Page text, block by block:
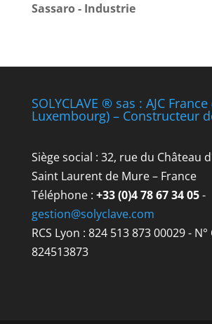
Sassaro - Industrie
SOLYCLAVE ® sas : AJC
Luxembourg) – Constructeur
Siège social : 32, rue du Château
Saint Laurent de Mure – France
Téléphone : +33 (0)4 78 67 34 05-
gestion@solyclave.com
RCS Lyon : 824 513 873 00029 - N°
824513873